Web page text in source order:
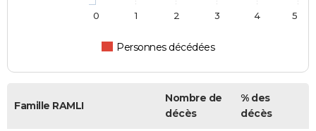
Personnes décédées
0 1 2 3 4 5
Famille RAMLI
Nombre de
décès
% des
décès